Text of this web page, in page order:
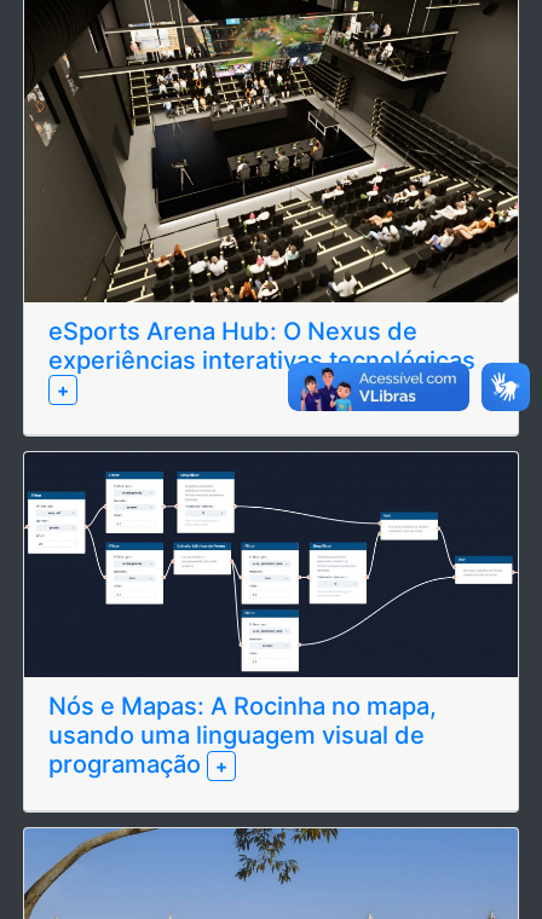
eSports Arena Hub: O Nexus de
experiências interativas tecnológicas
+
Nós e Mapas: A Rocinha no mapa,
usando uma linguagem visual de
programação
+